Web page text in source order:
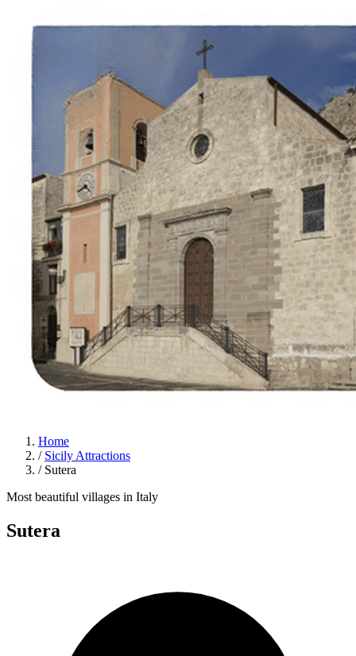
Italiano English Français
Menu
Home
/ Sicily Attractions
/ Sutera
Most beautiful villages in Italy
Sutera